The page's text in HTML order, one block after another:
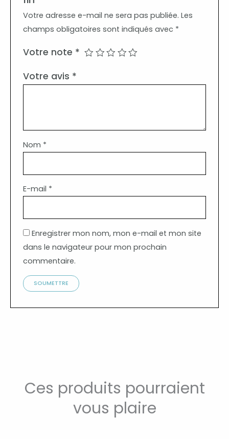
Votre adresse e-mail ne sera pas publiée. Les
champs obligatoires sont indiqués avec *
Votre note *
Votre avis *
Nom *
E-mail *
Enregistrer mon nom, mon e-mail et mon site
dans le navigateur pour mon prochain
commentaire.
Ces produits pourraient
vous plaire